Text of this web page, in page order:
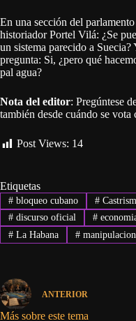
En una sección del
historiador Portel Vilá: ¿Se
un sistema parecido a
pregunta: Si, ¿pero qué
pal agua?
Nota del editor: Pregúntese
también desde cuándo se
Post Views: 14
Etiquetas
#bloqueo cubano #
#discurso oficial #
#La Habana #manipulacion
ANTERIOR
Más sobre este tema